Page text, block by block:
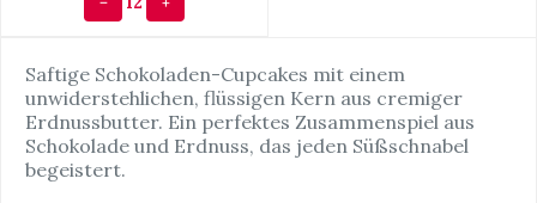
Saftige Schokoladen-Cupcakes mit einem
unwiderstehlichen, flüssigen Kern aus cremiger
Erdnussbutter. Ein perfektes Zusammenspiel aus
Schokolade und Erdnuss, das jeden Süßschnabel
begeistert.